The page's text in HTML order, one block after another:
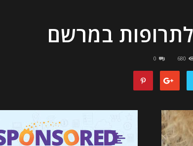
במרשם
680
0